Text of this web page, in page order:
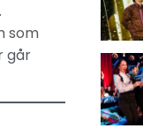
som
går